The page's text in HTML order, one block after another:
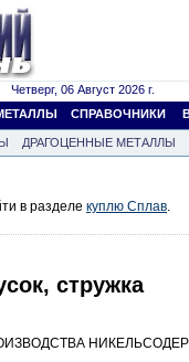
Четверг, 06 Август 2026 г.
СПРАВОЧНИКИ
ДРАГОЦЕННЫЕ МЕТАЛЛЫ
в разделе куплю Сплав.
стружка